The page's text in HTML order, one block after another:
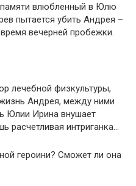
влюбленный в Юлю
пытается убить Андрея –
вечерней пробежки.
лечебной физкультуры,
Андрея, между ними
Юлии Ирина внушает
расчетливая интриганка…
героини? Сможет ли она